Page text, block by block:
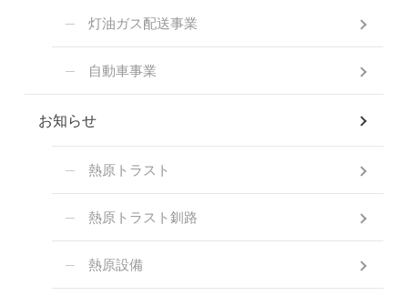
灯油ガス配送事業
自動車事業
お知らせ
熱原トラスト
熱原トラスト釧路
熱原設備